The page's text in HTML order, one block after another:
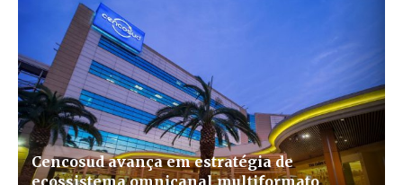
Cencosud avança em estratégia de